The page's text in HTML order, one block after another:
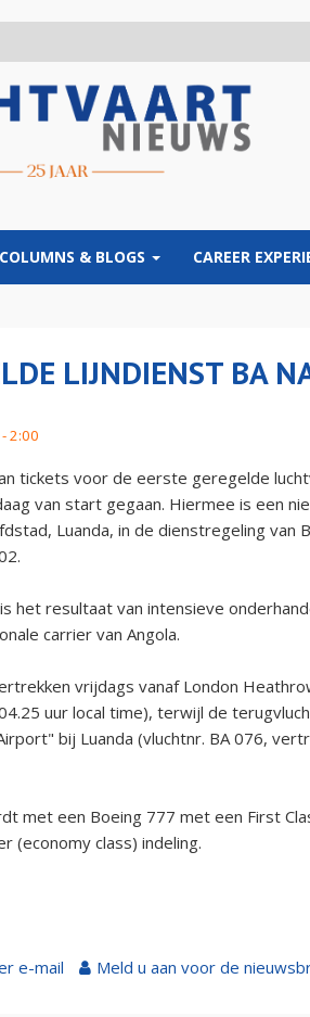
COLUMNS & BLOGS CAREER
LIJNDIENST BA
2:00
tickets voor de eerste geregelde
van start gegaan. Hiermee is een
Luanda, in de dienstregeling van
het resultaat van intensieve
carrier van Angola.
vrijdags vanaf London
uur local time), terwijl de
bij Luanda (vluchtnr. BA 076,
met een Boeing 777 met een First
(economy class) indeling.
e-mail Meld u aan voor de